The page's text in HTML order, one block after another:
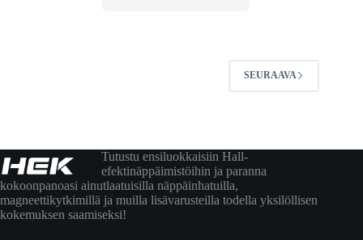
SEURAAVA
Tutustu ensiluokkaisiin Hall-
efektinäppäimistöihin ja paranna
kokoonpanoasi ainutlaatuisilla näppäinhatuilla,
magneettikytkimillä ja muilla lisävarusteilla todella yksilöllisen
kokemuksen saamiseksi!